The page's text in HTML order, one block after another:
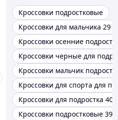
Кроссовки подростковые
Кроссовки для мальчика 29
Кроссовки осенние
Кроссовки черные для
Кроссовки мальчик
Кроссовки для спорта для
Кроссовки для подростка 40р
Кроссовки подростковые 39